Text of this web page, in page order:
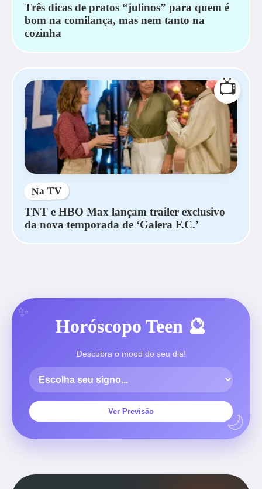
Três dicas de pratos “julinos” para quem é
bom na comilança, mas nem tanto na
cozinha
📺
Na TV
TNT e HBO Max lançam trailer exclusivo
da nova temporada de ‘Galera F.C.’
Horóscopo Teen 🔮
Descubra o mood do seu dia!
Ver Previsão